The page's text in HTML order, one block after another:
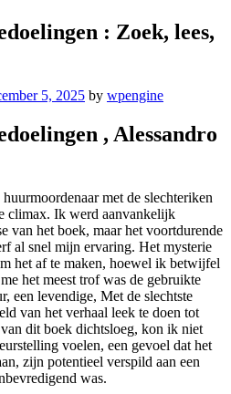
: Zoek, lees,
5, 2025 by wpengine
, Alessandro
met de slechteriken
climax. Ik werd aanvankelijk
van het boek, maar het voortdurende
al snel mijn ervaring. Het mysterie
het af te maken, hoewel ik betwijfel
het meest trof was de gebruikte
een levendige, Met de slechtste
van het verhaal leek te doen tot
dit boek dichtsloeg, kon ik niet
voelen, een gevoel dat het
zijn potentieel verspild aan een
was.